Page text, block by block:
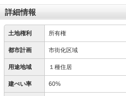
詳細情報
土地権利 所有権
都市計画 市街化区域
用途地域 １種住居
建ぺい率 60%